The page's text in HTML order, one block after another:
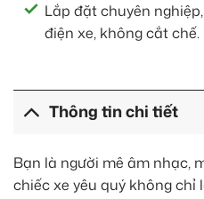
Lắp đặt chuyên
điện xe, không cắt chế.
Thông tin chi tiết
Bạn là người mê âm nhạc,
chiếc xe yêu quý không